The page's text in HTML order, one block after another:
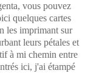
vous pouvez
quelques cartes
les imprimant sur
leurs pétales et
à mi chemin entre
ici, j'ai étampé